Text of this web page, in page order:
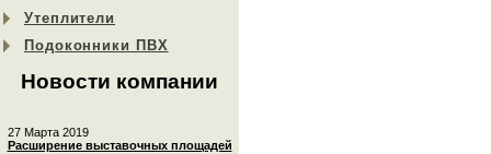
Утеплители
Подоконники ПВХ
Новости компании
27 Марта 2019
Расширение выставочных площадей